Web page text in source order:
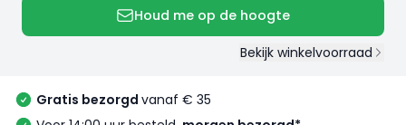
Houd me op de hoogte
Bekijk winkelvoorraad
Gratis bezorgd vanaf € 35